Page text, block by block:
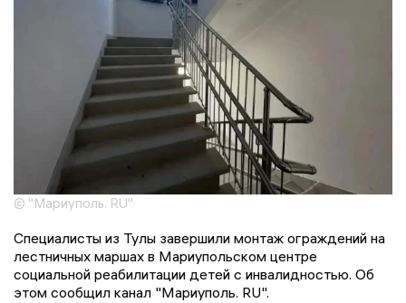
© "Мариуполь. RU"
Специалисты из Тулы завершили монтаж ограждений на
лестничных маршах в Мариупольском центре
социальной реабилитации детей с инвалидностью. Об
этом сообщил канал "Мариуполь. RU".